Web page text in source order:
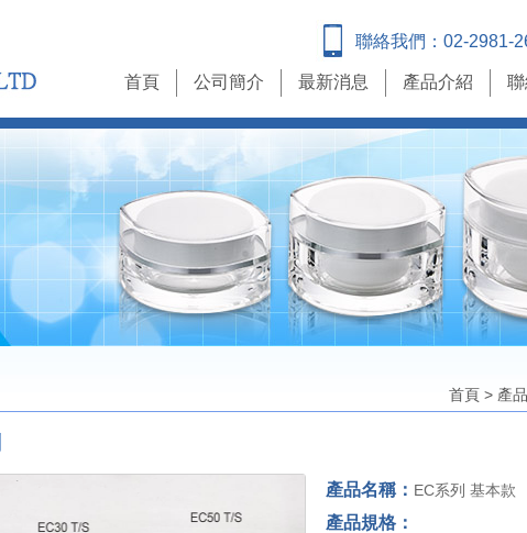
聯絡我們： 02-2981-
首頁 公司簡介 最新消息 產品介紹
首頁> 產
產品名稱： EC系列 基本款
產品規格：